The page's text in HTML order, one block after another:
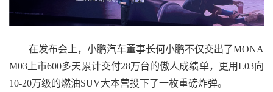
在发布会上，小鹏汽车董事长何小鹏不仅交出了MONA
M03上市600多天累计交付28万台的傲人成绩单，更用L03向
10-20万级的燃油SUV大本营投下了一枚重磅炸弹。